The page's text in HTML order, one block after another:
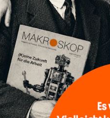
wichtigster Sektor
Geld keine
Beamte, Medien,
Meinung, dass
sollten – während
"Der Privatsektor
wir bereit, mehr
nationale